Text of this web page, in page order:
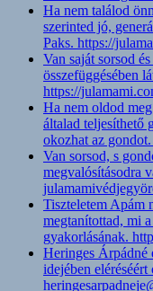
Ha nem találod
szerinted jó,
Paks. https://
Van saját sorsod
összefüggésében
https://
Ha nem oldod
általad teljesíthető
okozhat az
Van sorsod, s
megvalósításodra
Tiszteletem Apám
megtanítottad, mi
gyakorlásának.
Heringes Árpádné
idejében